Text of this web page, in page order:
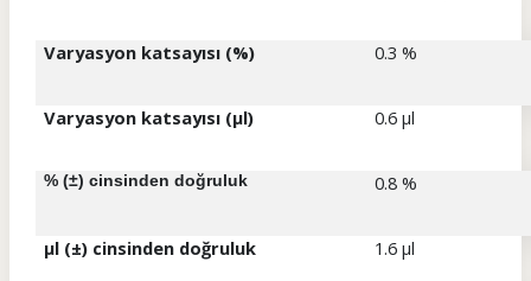
Varyasyon katsayısı (%) 0.3 %
Varyasyon katsayısı (µl) 0.6 µl
% (±) cinsinden doğruluk 0.8 %
µl (±) cinsinden doğruluk 1.6 µl